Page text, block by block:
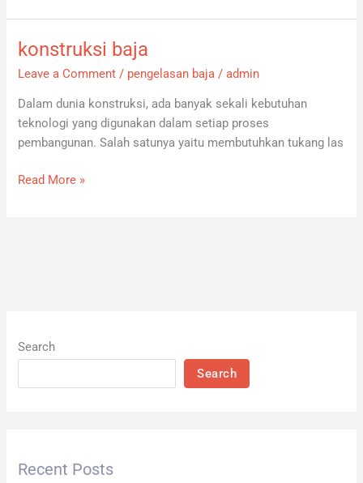
konstruksi baja
Leave a Comment / pengelasan baja /admin
Dalam dunia konstruksi, ada banyak sekali kebutuhan
teknologi yang digunakan dalam setiap proses
pembangunan. Salah satunya yaitu membutuhkan tukang las
konstruksi
baja
Read More »
Search
Search
Recent Posts